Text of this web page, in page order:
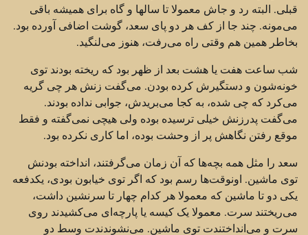
قبلی. البته رد و جاش معمولا تا سالها و گاه برای همیشه باقی
می‌مونه. چند جا از کف هر دو پای سعد، گوشت اضافی آورده بود.
بخاطر همین هم وقتی راه می‌رفت، هنوز می‌لنگید.
شب ساعت هفت یا هشت بعد از ظهر بود که ریخته بودند توی
خونه‌شون و دستگیرش کرده بودن. می‌گفت زنش هر چی گریه
می‌کرد که چی شده، به کجا می‌بریدش، جوابی نداده بودند.
می‌گفت پدرزنش خیلی ترسیده بوده ولی هیچی نمی‌گفته و فقط
موقع رفتن نگاهش پر از وحشت بوده، اما کاری نکرده بود.
سعد را مثل همه بچه‌ها که آن زمان می‌گرفتند، انداخته بودنش
توی ماشین. اونوقت‌ها رسم بود که اگر توی خیابون بودی، یکدفعه
یکی دو تا ماشین که معمولا هر کدام چهار تا سرنشین داشت،
می‌ریختند سرت. معمولا یک کیسه یا پارچه‌ای می‌کشیدند روی
سرت و می‌انداختندت توی ماشین. می‌نشوندندت وسط دو